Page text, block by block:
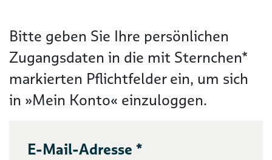
Bitte geben Sie Ihre persönlichen
Zugangsdaten in die mit Sternchen*
markierten Pflichtfelder ein, um sich
in »Mein Konto« einzuloggen.
E-Mail-Adresse *